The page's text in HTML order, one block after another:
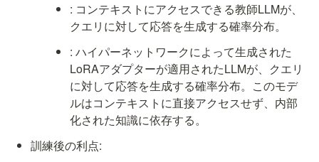
: コンテキスト にアクセスできる教師LLMが、
クエリ に対して応答を生成する確率分布。
: ハイパーネットワークによって生成された
LoRAアダプターが適用されたLLMが、クエリ
に対して応答を生成する確率分布。このモデ
ルはコンテキスト に直接アクセスせず、内部
化された知識に依存する。
訓練後の利点: